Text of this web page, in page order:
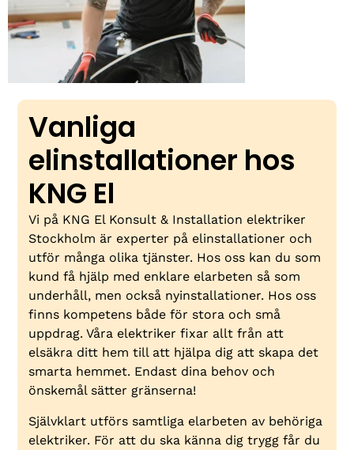
Vanliga
elinstallationer hos
KNG El
Vi på KNG El Konsult & Installation elektriker
Stockholm är experter på elinstallationer och
utför många olika tjänster. Hos oss kan du som
kund få hjälp med enklare elarbeten så som
underhåll, men också nyinstallationer. Hos oss
finns kompetens både för stora och små
uppdrag. Våra elektriker fixar allt från att
elsäkra ditt hem till att hjälpa dig att skapa det
smarta hemmet. Endast dina behov och
önskemål sätter gränserna!
Självklart utförs samtliga elarbeten av behöriga
elektriker. För att du ska känna dig trygg får du